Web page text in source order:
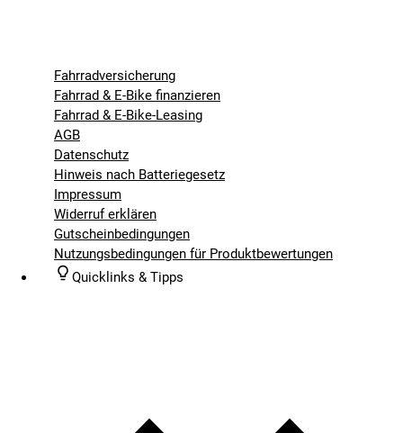
Fahrradversicherung
Fahrrad & E-Bike finanzieren
Fahrrad & E-Bike-Leasing
AGB
Datenschutz
Hinweis nach Batteriegesetz
Impressum
Widerruf erklären
Gutscheinbedingungen
Nutzungsbedingungen für Produktbewertungen
Quicklinks & Tipps